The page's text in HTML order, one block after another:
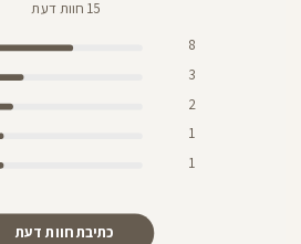
15 חוות דעת
8
3
2
1
1
כתיבת חוות דעת